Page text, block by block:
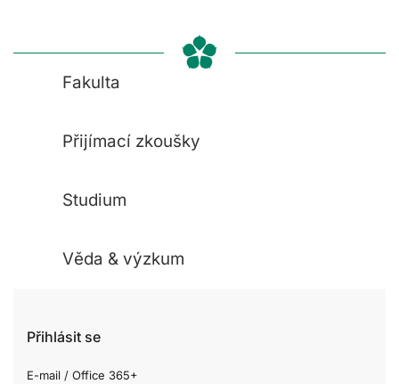
Fakulta
Přijímací zkoušky
Studium
Věda & výzkum
Přihlásit se
E-mail / Office 365+